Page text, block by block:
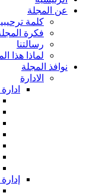
عن المجلة
كلمة
فكرة
رسالتنا
لماذا هذا
نوافذ المجلة
الادارة